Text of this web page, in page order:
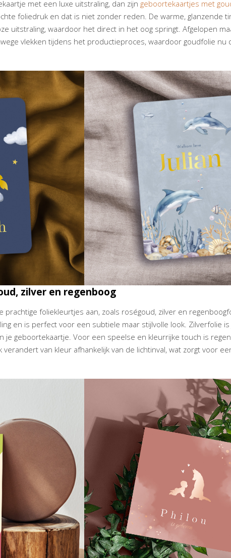
met een luxe uitstraling, dan zijn geboortekaartjes met
foliedruk en dat is niet zonder reden. De warme, glanzende
uitstraling, waardoor het direct in het oog springt. Afgelopen
vlekken tijdens het productieproces, waardoor goudfolie nu
zilver en regenboog
foliekleurtjes aan, zoals roségoud, zilver en
en is perfect voor een subtiele maar stijlvolle look. Zilverfolie
je geboortekaartje. Voor een speelse en kleurrijke touch is
van kleur afhankelijk van de lichtinval, wat zorgt voor